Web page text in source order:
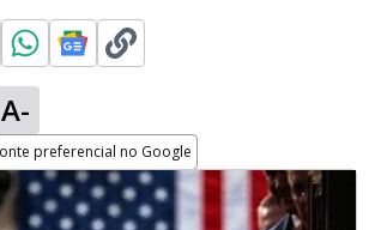
A-
preferencial no Google